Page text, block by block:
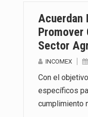
Acuerdan
Promover
Sector
INCOMEX
Con el
específicos
cumplimiento